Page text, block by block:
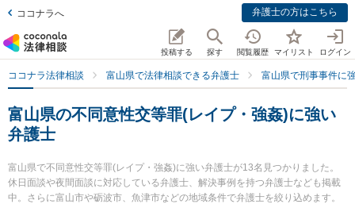
ココナラへ 弁護士の方はこちら
投稿する 探す 閲覧履歴 マイリスト ログイン
ココナラ法律相談 富山県で法律相談できる弁護士 富山県で刑事事件に
富山県の不同意性交等罪(レイプ・強姦)に強い
弁護士
富山県で不同意性交等罪(レイプ・強姦)に強い弁護士が13名見つかりました。
休日面談や夜間面談に対応している弁護士、解決事例を持つ弁護士なども掲載
中。さらに富山市や砺波市、魚津市などの地域条件で弁護士を絞り込めます。